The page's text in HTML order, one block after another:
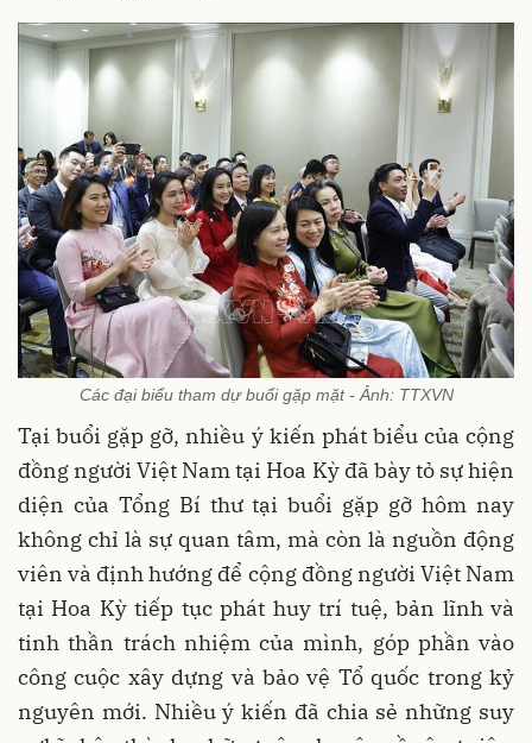
Các đại biểu tham dự buổi gặp mặt - Ảnh: TTXVN
Tại buổi gặp gỡ, nhiều ý kiến phát biểu của cộng
đồng người Việt Nam tại Hoa Kỳ đã bày tỏ sự hiện
diện của Tổng Bí thư tại buổi gặp gỡ hôm nay
không chỉ là sự quan tâm, mà còn là nguồn động
viên và định hướng để cộng đồng người Việt Nam
tại Hoa Kỳ tiếp tục phát huy trí tuệ, bản lĩnh và
tinh thần trách nhiệm của mình, góp phần vào
công cuộc xây dựng và bảo vệ Tổ quốc trong kỷ
nguyên mới. Nhiều ý kiến đã chia sẻ những suy